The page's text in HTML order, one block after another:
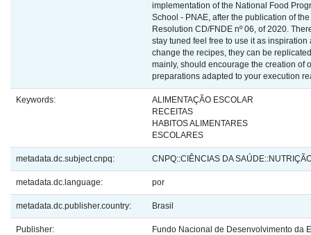
implementation of the National Food
School - PNAE, after the publication of the
Resolution CD/FNDE nº 06, of 2020.
stay tuned feel free to use it as inspiration
change the recipes, they can be
mainly, should encourage the creation of
preparations adapted to your execution
Keywords:
ALIMENTAÇÃO ESCOLAR
RECEITAS
HABITOS ALIMENTARES
ESCOLARES
metadata.dc.subject.cnpq: CNPQ::CIÊNCIAS DA
metadata.dc.language: por
metadata.dc.publisher.country: Brasil
Publisher: Fundo Nacional de Desenvolvimento da